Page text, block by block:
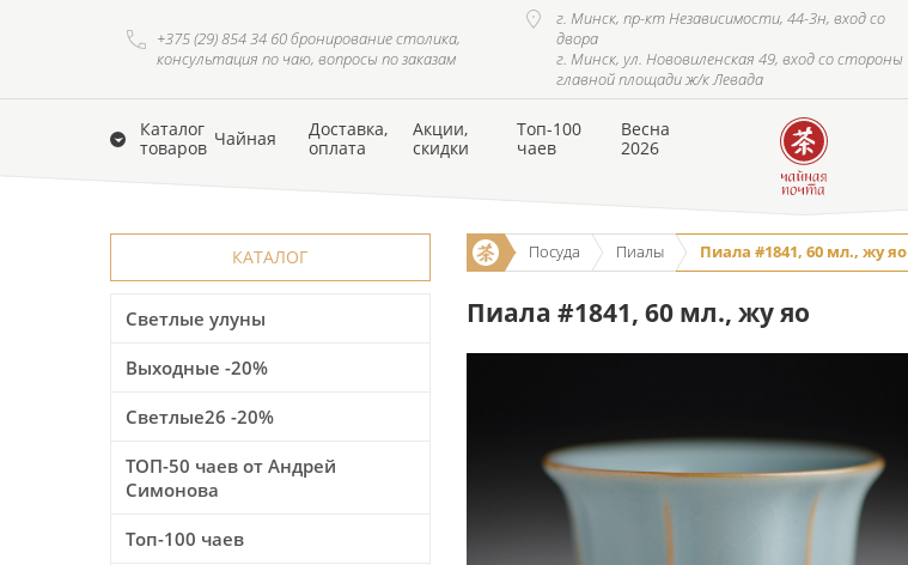
+375 (29) 854 34 60 бронирование столика,
консультация по чаю, вопросы по заказам
г. Минск, пр-кт Независимости, 44-3н, вход со
двора
г. Минск, ул. Нововиленская 49, вход со стороны
главной площади ж/к Левада
Каталог
товаров Чайная
Доставка,
оплата
Акции,
скидки
Топ-100
чаев
Весна
2026
КАТАЛОГ
Светлые улуны
Выходные -20%
Светлые26 -20%
ТОП-50 чаев от Андрей
Симонова
Топ-100 чаев
Посуда Пиалы Пиала #1841, 60 мл., жу яо
Пиала #1841, 60 мл., жу яо